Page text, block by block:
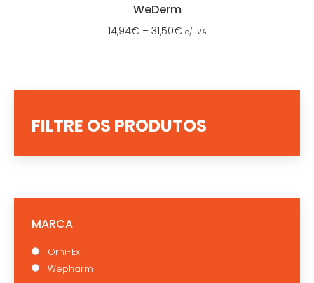
WeDerm
14,94€ – 31,50€ c/ IVA
FILTRE OS PRODUTOS
MARCA
Orni-Ex
Wepharm